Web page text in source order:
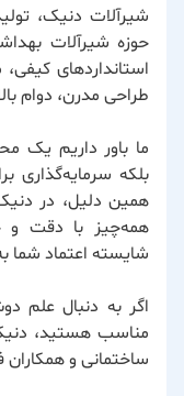
شیرآلات دنیک،
حوزه شیرآلات
استانداردهای
طراحی مدرن، دوام
ما باور داریم یک
بلکه
همین دلیل، در دنیک
همه‌چیز با دقت
شایسته اعتماد شما
اگر به دنبال علم
مناسب هستید،
ساختمانی و